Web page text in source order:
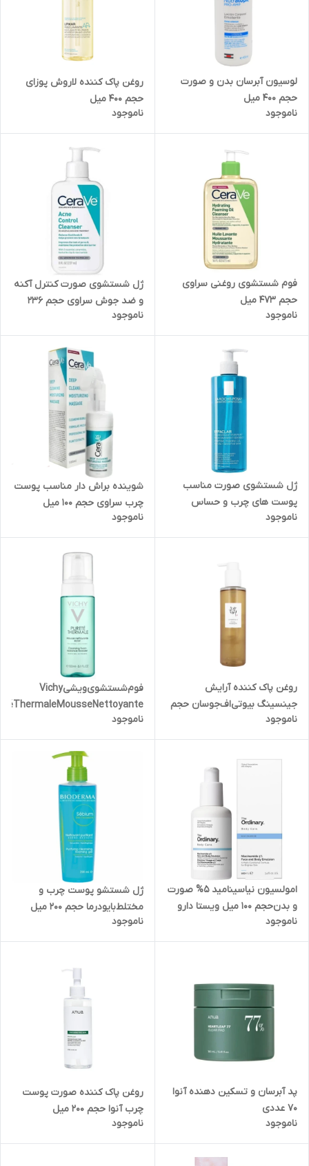
لوسیون آبرسان بدن و صورت‌
حجم 400 میل
ناموجود
روغن پاک کننده لاروش پوزای
حجم ۴۰۰ میل
ناموجود
فوم شستشوی روغنی سراوی
حجم 473 میل
ناموجود
ژل شستشوی صورت کنترل آکنه
و ضد جوش سراوی حجم 236
میل
ناموجود
ژل شستشوی صورت مناسب
پوست های چرب و حساس
لاروش پوزای حجم 400 میل
ناموجود
شوینده براش دار مناسب پوست
چرب سراوی حجم 100 میل
ناموجود
روغن پاک کننده آرایش
جینسینگ بیوتی‌اف‌جوسان حجم
150 میل
ناموجود
فوم‌شستشوی‌ویشیVichy
Éclat
ناموجود
امولسیون نیاسینامید ۵% صورت
و بدن‌حجم 100 میل ویستا دارو
ناموجود
ژل شستشو پوست چرب و
مختلط‌بایودرما حجم 200 میل
ناموجود
پد آبرسان و تسکین دهنده آنوا
70 عددی
ناموجود
روغن پاک کننده صورت پوست
چرب آنوا حجم 200 میل
ناموجود